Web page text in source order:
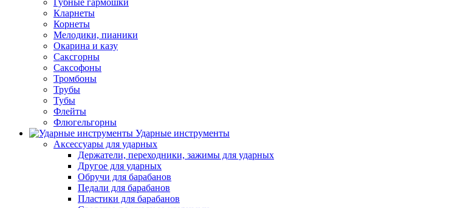
Губные гармошки
Кларнеты
Корнеты
Мелодики, пианики
Окарина и казу
Саксгорны
Саксофоны
Тромбоны
Трубы
Тубы
Флейты
Флюгельгорны
Ударные инструменты
Аксессуары для ударных
Держатели, переходники, зажимы для ударных
Другое для ударных
Обручи для барабанов
Педали для барабанов
Пластики для барабанов